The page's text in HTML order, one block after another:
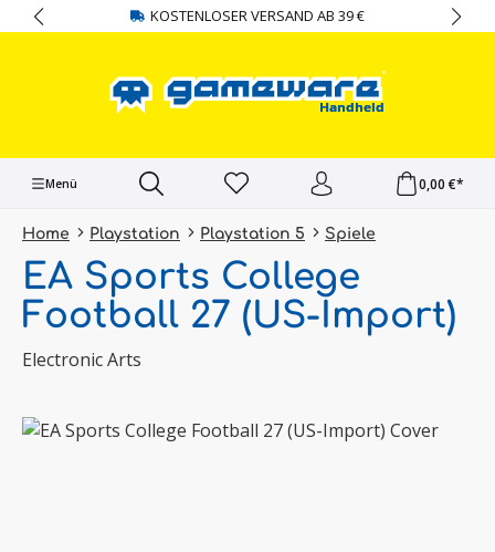
springen KOSTENLOSER VERSAND AB 39 €
Menü 0,00 €*
Home Playstation Playstation 5 Spiele
EA Sports College
Football 27 (US-Import)
Electronic Arts
Bildergalerie überspringen